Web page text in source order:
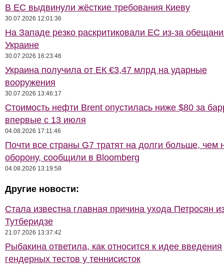
В ЕС выдвинули жёсткие требования Киеву
30.07.2026 12:01:36
На Западе резко раскритиковали ЕС из-за
Украине
30.07.2026 16:23:46
Украина получила от ЕК €3,47 млрд на ударные
вооружения
30.07.2026 13:46:17
Стоимость нефти Brent опустилась ниже $80 за
впервые с 13 июля
04.08.2026 17:11:46
Почти все страны G7 тратят на долги больше, чем
оборону, сообщили в Bloomberg
04.08.2026 13:19:58
Другие новости:
Стала известна главная причина ухода Петросян
Тутберидзе
21.07.2026 13:37:42
Рыбакина ответила, как относится к идее введения
гендерных тестов у теннисисток